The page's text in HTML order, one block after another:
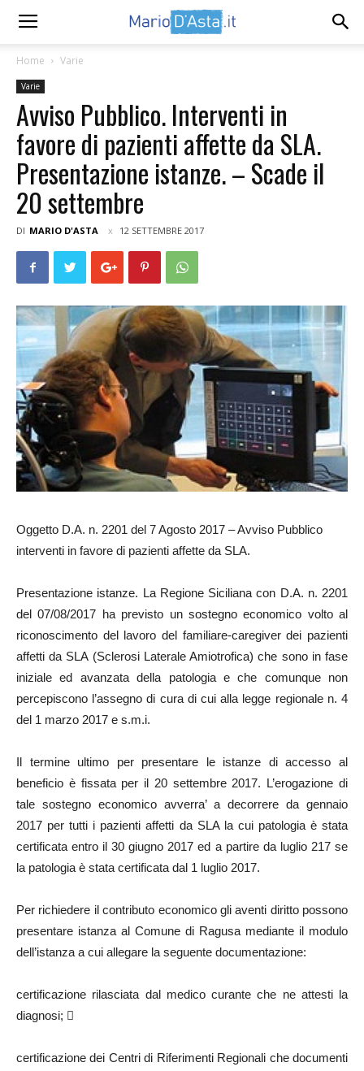
Home Varie
Varie
Avviso Pubblico. Interventi in
favore di pazienti affette da SLA.
Presentazione istanze. – Scade il
20 settembre
DI MARIO D'ASTA 12 SETTEMBRE 2017
Oggetto D.A. n. 2201 del 7 Agosto 2017 – Avviso Pubblico
interventi in favore di pazienti affette da SLA.
Presentazione istanze. La Regione Siciliana con D.A. n. 2201
del 07/08/2017 ha previsto un sostegno economico volto al
riconoscimento del lavoro del familiare-caregiver dei pazienti
affetti da SLA (Sclerosi Laterale Amiotrofica) che sono in fase
iniziale ed avanzata della patologia e che comunque non
percepiscono l’assegno di cura di cui alla legge regionale n. 4
del 1 marzo 2017 e s.m.i.
Il termine ultimo per presentare le istanze di accesso al
beneficio è fissata per il 20 settembre 2017. L’erogazione di
tale sostegno economico avverra’ a decorrere da gennaio
2017 per tutti i pazienti affetti da SLA la cui patologia è stata
certificata entro il 30 giugno 2017 ed a partire da luglio 217 se
la patologia è stata certificata dal 1 luglio 2017.
Per richiedere il contributo economico gli aventi diritto possono
presentare istanza al Comune di Ragusa mediante il modulo
dell’istanza a cui allegare la seguente documentazione:
certificazione rilasciata dal medico curante che ne attesti la
diagnosi; 
certificazione dei Centri di Riferimenti Regionali che documenti